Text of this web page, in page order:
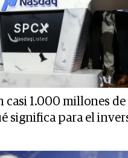
casi 1.000 millones de
significa para el